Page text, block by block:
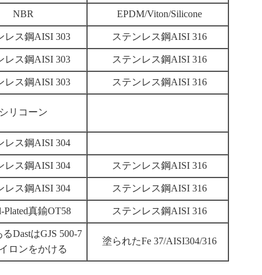
NBR EPDM/Viton/Silicone
レス鋼AISI 303 ステンレス鋼AISI 316
レス鋼AISI 303 ステンレス鋼AISI 316
レス鋼AISI 303 ステンレス鋼AISI 316
リコーン
レス鋼AISI 304
レス鋼AISI 304 ステンレス鋼AISI 316
レス鋼AISI 304 ステンレス鋼AISI 316
Plated真鍮OT58 ステンレス鋼AISI 316
DastはGJS 500-7
ロンをかける
塗られたFe 37/AISI304/316